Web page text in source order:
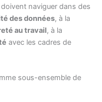
naviguer dans des
des données, à la
au travail, à la
avec les cadres de
sous-ensemble de